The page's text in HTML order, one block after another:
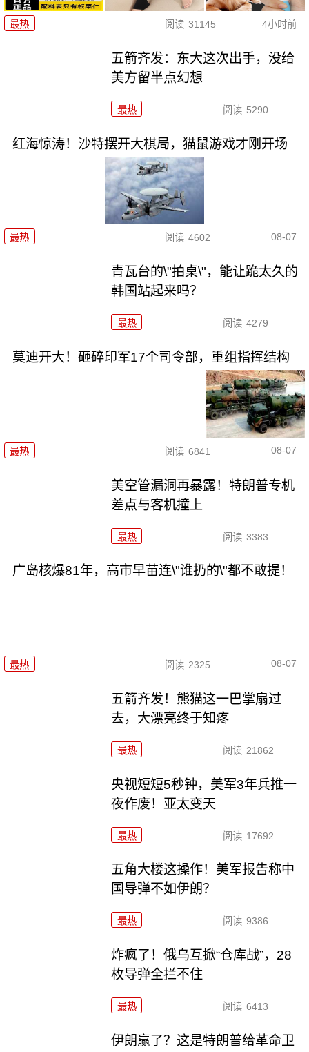
最热 阅读 31145 4小时前
五箭齐发：东大这次出手，没给
美方留半点幻想
最热 阅读 5290
红海惊涛！沙特摆开大棋局，猫鼠游戏才刚开场
最热 阅读 4602 08-07
青瓦台的\"拍桌\"，能让跪太久的
韩国站起来吗？
最热 阅读 4279
莫迪开大！砸碎印军17个司令部，重组指挥结构
最热 阅读 6841 08-07
美空管漏洞再暴露！特朗普专机
差点与客机撞上
最热 阅读 3383
广岛核爆81年，高市早苗连\"谁扔的\"都不敢提！
最热 阅读 2325 08-07
五箭齐发！熊猫这一巴掌扇过
去，大漂亮终于知疼
最热 阅读 21862
央视短短5秒钟，美军3年兵推一
夜作废！亚太变天
最热 阅读 17692
五角大楼这操作！美军报告称中
国导弹不如伊朗？
最热 阅读 9386
炸疯了！俄乌互掀“仓库战”，28
枚导弹全拦不住
最热 阅读 6413
伊朗赢了？这是特朗普给革命卫